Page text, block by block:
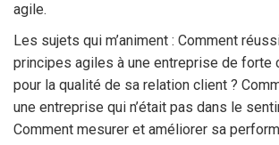
agile.
Les sujets qui m’animent : Comment
principes agiles à une entreprise de forte
pour la qualité de sa relation client ?
une entreprise qui n’était pas dans le
Comment mesurer et améliorer sa